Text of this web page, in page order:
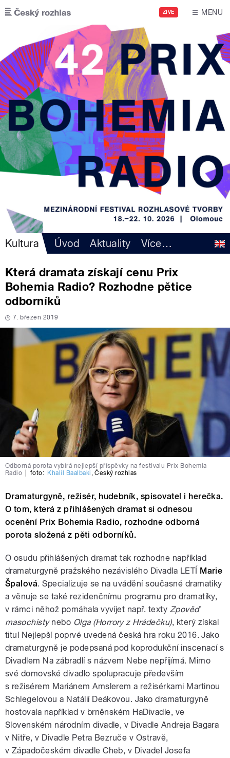
Přejít k hlavnímu obsahu
ŽIVĚ MENU
Kultura Úvod Aktuality Více…
Která dramata získají cenu Prix
Bohemia Radio? Rozhodne pětice
odborníků
7. březen 2019
Odborná porota vybírá nejlepší příspěvky na festivalu Prix Bohemia
Radio
foto: Khalil Baalbaki ,Český rozhlas
Dramaturgyně, režisér, hudebník, spisovatel i herečka.
O tom, která z přihlášených dramat si odnesou
ocenění Prix Bohemia Radio, rozhodne odborná
porota složená z pěti odborníků.
O osudu přihlášených dramat tak rozhodne například
dramaturgyně pražského nezávislého Divadla LETÍ Marie
Špalová. Specializuje se na uvádění současné dramatiky
a věnuje se také rezidenčnímu programu pro dramatiky,
v rámci něhož pomáhala vyvíjet např. texty Zpověď
masochistynebo Olga (Horrory z Hrádečku), který získal
titul Nejlepší poprvé uvedená česká hra roku 2016. Jako
dramaturgyně je podepsaná pod koprodukční inscenací s
Divadlem Na zábradlí s názvem Nebe nepřijímá. Mimo
své domovské divadlo spolupracuje především
s režisérem Mariánem Amslerem a režisérkami Martinou
Schlegelovou a Natálií Deákovou. Jako dramaturgyně
hostovala například v brněnském HaDivadle, ve
Slovenském národním divadle, v Divadle Andreja Bagara
v Nitře, v Divadle Petra Bezruče v Ostravě,
v Západočeském divadle Cheb, v Divadel Josefa